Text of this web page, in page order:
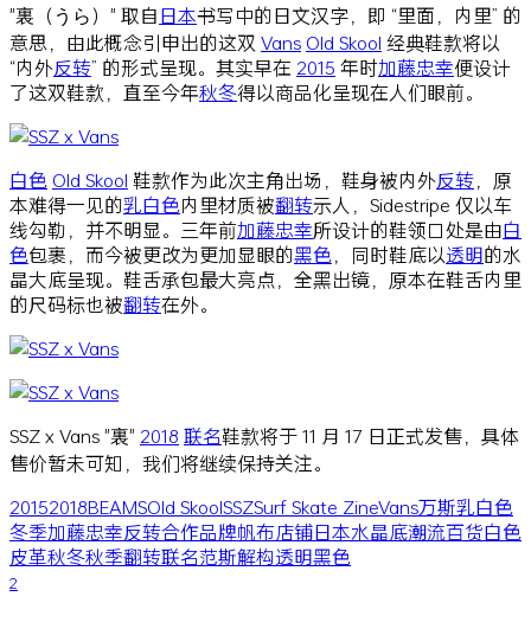
"裏（うら）" 取自日本书写中的日文汉字，即 “里面，内里” 的
意思，由此概念引申出的这双 Vans Old Skool 经典鞋款将以
“内外反转” 的形式呈现。其实早在 2015 年时加藤忠幸便设计
了这双鞋款，直至今年秋冬得以商品化呈现在人们眼前。
白色 Old Skool 鞋款作为此次主角出场，鞋身被内外反转 ，原
本难得一见的乳白色内里材质被翻转示人，Sidestripe 仅以车
线勾勒，并不明显。三年前加藤忠幸所设计的鞋领口处是由白
色包裹，而今被更改为更加显眼的黑色 ，同时鞋底以透明的水
晶大底呈现。鞋舌承包最大亮点，全黑出镜，原本在鞋舌内里
的尺码标也被翻转在外。
SSZ x Vans "裏" 2018 联名鞋款将于 11 月 17 日正式发售，具体
售价暂未可知，我们将继续保持关注。
20152018BEAMSOld SkoolSSZSurf Skate ZineVans万斯乳白色
冬季加藤忠幸反转合作品牌帆布店铺日本水晶底潮流百货白色
皮革秋冬秋季翻转联名范斯解构透明黑色
2